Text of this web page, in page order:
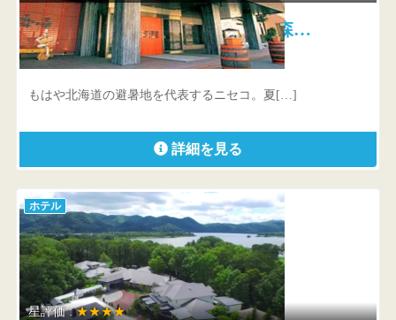
ニセコ昆布温泉 ホテル甘露の森…
北海道 虻田郡ニセコ町ニセコ415
もはや北海道の避暑地を代表するニセコ。夏[…]
詳細を見る
ホテル
星評価 :★★★★